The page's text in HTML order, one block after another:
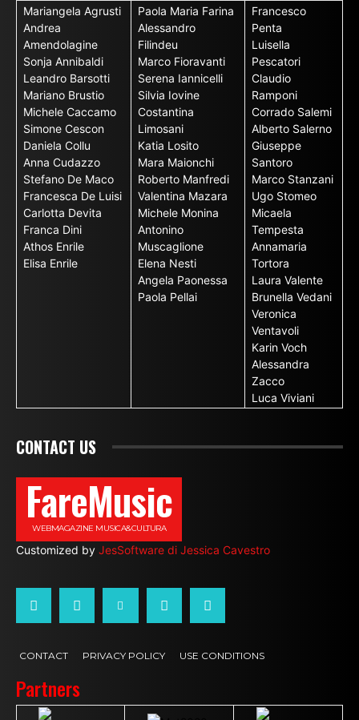
Mariangela Agrusti
Andrea
Amendolagine
Sonja Annibaldi
Leandro Barsotti
Mariano Brustio
Michele Caccamo
Simone Cescon
Daniela Collu
Anna Cudazzo
Stefano De Maco
Francesca De Luisi
Carlotta Devita
Franca Dini
Athos Enrile
Elisa Enrile
Paola Maria Farina
Alessandro
Filindeu
Marco Fioravanti
Serena Iannicelli
Silvia Iovine
Costantina
Limosani
Katia Losito
Mara Maionchi
Roberto Manfredi
Valentina Mazara
Michele Monina
Antonino
Muscaglione
Elena Nesti
Angela Paonessa
Paola Pellai
Francesco
Penta
Luisella
Pescatori
Claudio
Ramponi
Corrado Salemi
Alberto Salerno
Giuseppe
Santoro
Marco Stanzani
Ugo Stomeo
Micaela
Tempesta
Annamaria
Tortora
Laura Valente
Brunella Vedani
Veronica
Ventavoli
Karin Voch
Alessandra
Zacco
Luca Viviani
CONTACT US
FareMusic
WEBMAGAZINE MUSICA&CULTURA
Customized by JesSoftware di Jessica Cavestro
CONTACT PRIVACY POLICY USE CONDITIONS
Partners